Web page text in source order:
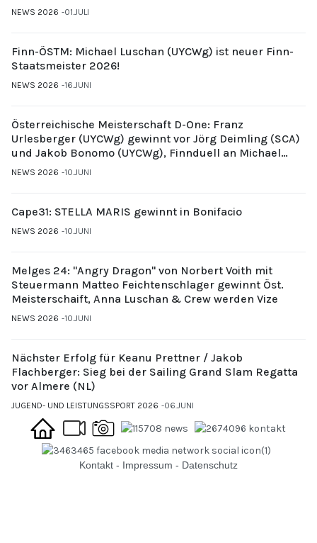
NEWS 2026 01.JULI
Finn-ÖSTM: Michael Luschan (UYCWg) ist neuer Finn-
Staatsmeister 2026!
NEWS 2026 16.JUNI
Österreichische Meisterschaft D-One: Franz
Urlesberger (UYCWg) gewinnt vor Jörg Deimling (SCA)
und Jakob Bonomo (UYCWg), Finnduell an Michael
Gubi (UYCMo)
NEWS 2026 10.JUNI
Cape31: STELLA MARIS gewinnt in Bonifacio
NEWS 2026 10.JUNI
Melges 24: "Angry Dragon" von Norbert Voith mit
Steuermann Matteo Feichtenschlager gewinnt Öst.
Meisterschaift, Anna Luschan & Crew werden Vize
NEWS 2026 10.JUNI
Nächster Erfolg für Keanu Prettner / Jakob
Flachberger: Sieg bei der Sailing Grand Slam Regatta
vor Almere (NL)
JUGEND- UND LEISTUNGSSPORT 2026 06.JUNI
Kontakt - Impressum - Datenschutz